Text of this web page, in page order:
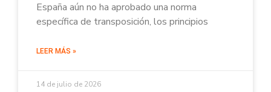
España aún no ha aprobado una norma
específica de transposición, los principios
LEER MÁS »
14 de julio de 2026